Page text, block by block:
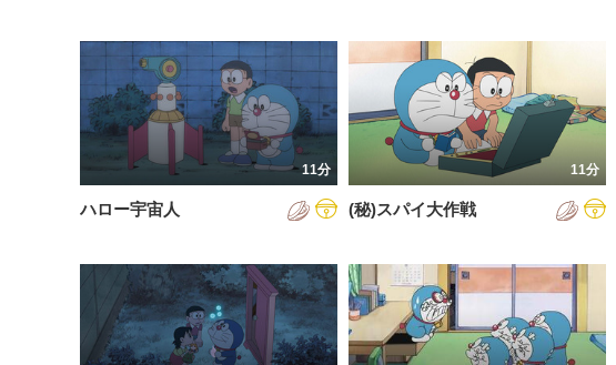
2015年
2016年
2017年
2018年
2020年
2021年
2022年
11分
ハロー宇宙人
11分
(秘)スパイ大作戦